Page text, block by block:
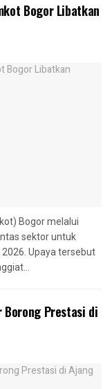
Bogor Libatkan
Bogor melalui
sektor untuk
Upaya tersebut
Borong Prestasi di